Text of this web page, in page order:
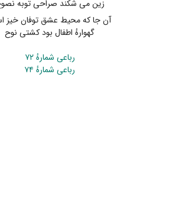
زین می شکند صراحی توبه
آن جا که محیط عشق توفان خیز
گهوارهٔ اطفال بود کشتی نوح
رباعی شمارهٔ ۷۲
رباعی شمارهٔ ۷۴